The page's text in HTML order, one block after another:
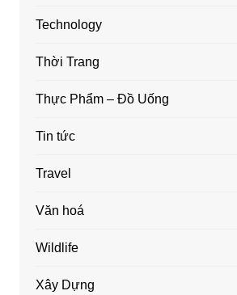
Technology
Thời Trang
Thực Phẩm – Đồ Uống
Tin tức
Travel
Văn hoá
Wildlife
Xây Dựng